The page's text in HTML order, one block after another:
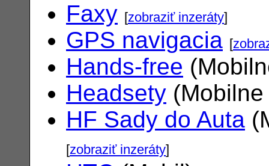
Faxy [zobraziť inzeráty]
GPS navigacia [
Hands-free
Headsety
HF Sady do Auta
[zobraziť inzeráty]